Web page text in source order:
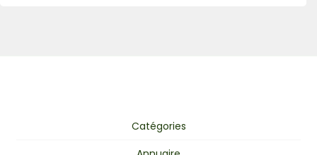
Catégories